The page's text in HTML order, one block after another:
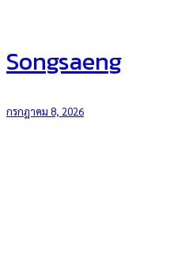
Songsaeng
กรกฎาคม 8, 2026